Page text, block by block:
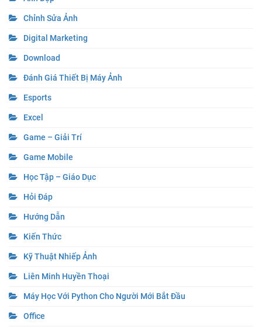
Chỉnh Sửa Ảnh
Digital Marketing
Download
Đánh Giá Thiết Bị Máy Ảnh
Esports
Excel
Game – Giải Trí
Game Mobile
Học Tập – Giáo Dục
Hỏi Đáp
Hướng Dẫn
Kiến Thức
Kỹ Thuật Nhiếp Ảnh
Liên Minh Huyền Thoại
Máy Học Với Python Cho Người Mới Bắt Đầu
Office